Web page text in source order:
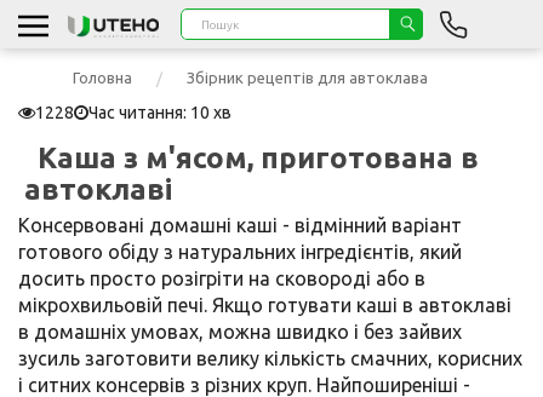
Головна Збірник рецептів для автоклава
1228 Час читання: 10 хв
Каша з м'ясом, приготована в
автоклаві
Консервовані домашні каші - відмінний варіант
готового обіду з натуральних інгредієнтів, який
досить просто розігріти на сковороді або в
мікрохвильовій печі. Якщо готувати каші в автоклаві
в домашніх умовах, можна швидко і без зайвих
зусиль заготовити велику кількість смачних, корисних
і ситних консервів з різних круп. Найпоширеніші -